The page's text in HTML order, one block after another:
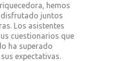
hemos
juntos
Los asistentes
cuestionarios que
ha superado
expectativas.